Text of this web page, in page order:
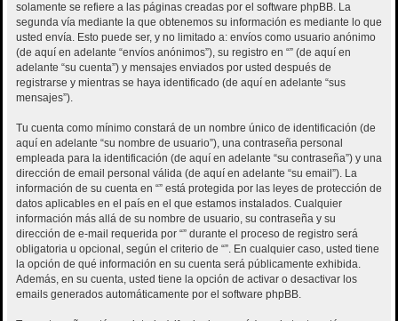
solamente se refiere a las páginas creadas por el software phpBB. La
segunda vía mediante la que obtenemos su información es mediante lo que
usted envía. Esto puede ser, y no limitado a: envíos como usuario anónimo
(de aquí en adelante “envíos anónimos”), su registro en “” (de aquí en
adelante “su cuenta”) y mensajes enviados por usted después de
registrarse y mientras se haya identificado (de aquí en adelante “sus
mensajes”).
Tu cuenta como mínimo constará de un nombre único de identificación (de
aquí en adelante “su nombre de usuario”), una contraseña personal
empleada para la identificación (de aquí en adelante “su contraseña”) y una
dirección de email personal válida (de aquí en adelante “su email”). La
información de su cuenta en “” está protegida por las leyes de protección de
datos aplicables en el país en el que estamos instalados. Cualquier
información más allá de su nombre de usuario, su contraseña y su
dirección de e-mail requerida por “” durante el proceso de registro será
obligatoria u opcional, según el criterio de “”. En cualquier caso, usted tiene
la opción de qué información en su cuenta será públicamente exhibida.
Además, en su cuenta, usted tiene la opción de activar o desactivar los
emails generados automáticamente por el software phpBB.